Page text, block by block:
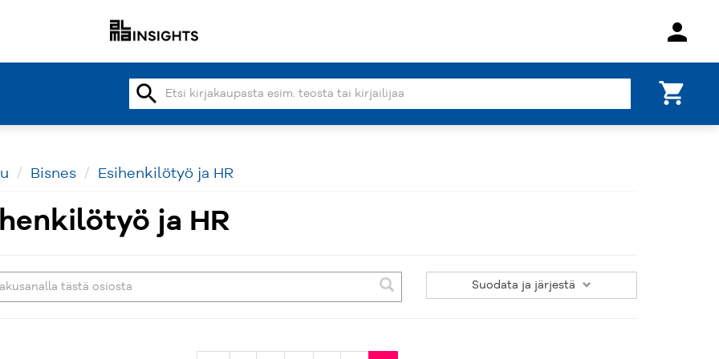
person
search shopping_cart
Bisnes Esihenkilötyö ja HR
ja HR
Suodata ja järjestä